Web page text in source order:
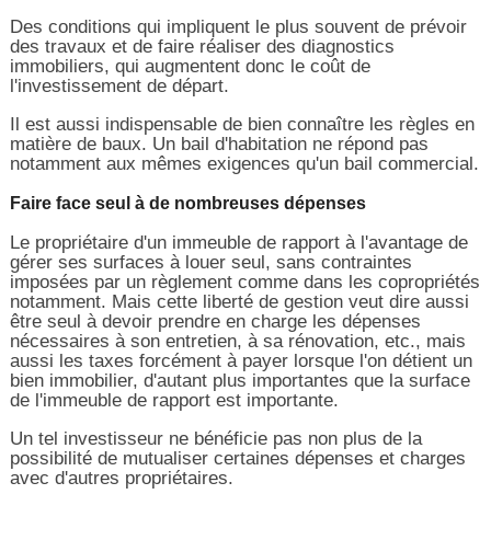
Des conditions qui impliquent le plus souvent de prévoir
des travaux et de faire réaliser des diagnostics
immobiliers, qui augmentent donc le coût de
l'investissement de départ.
Il est aussi indispensable de bien connaître les règles en
matière de baux. Un bail d'habitation ne répond pas
notamment aux mêmes exigences qu'un bail commercial.
Faire face seul à de nombreuses dépenses
Le propriétaire d'un immeuble de rapport à l'avantage de
gérer ses surfaces à louer seul, sans contraintes
imposées par un règlement comme dans les copropriétés
notamment. Mais cette liberté de gestion veut dire aussi
être seul à devoir prendre en charge les dépenses
nécessaires à son entretien, à sa rénovation, etc., mais
aussi les taxes forcément à payer lorsque l'on détient un
bien immobilier, d'autant plus importantes que la surface
de l'immeuble de rapport est importante.
Un tel investisseur ne bénéficie pas non plus de la
possibilité de mutualiser certaines dépenses et charges
avec d'autres propriétaires.